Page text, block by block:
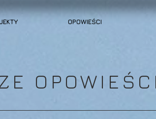
OPOWIEŚCI
OPOWIEŚCI